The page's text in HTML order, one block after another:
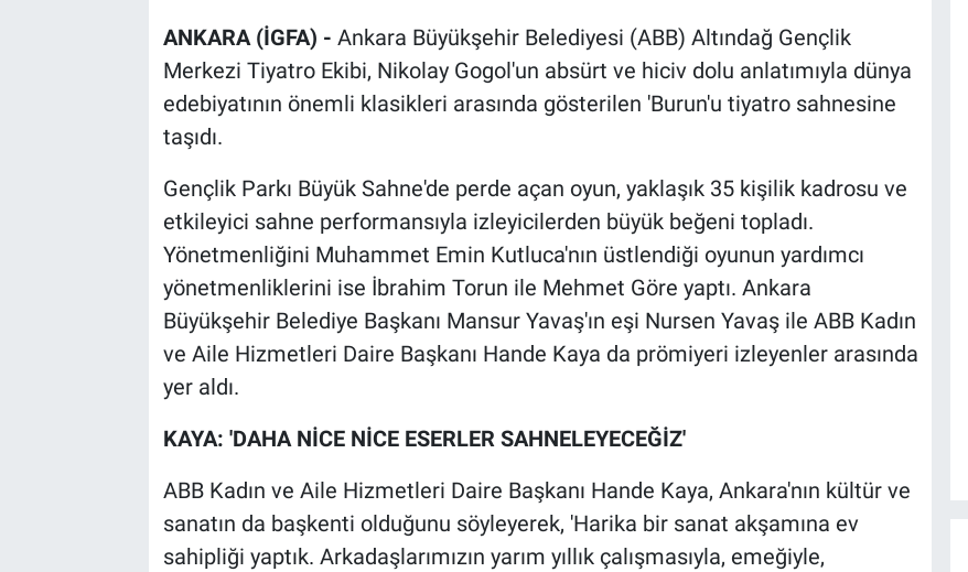
ANKARA (İGFA) - Ankara Büyükşehir Belediyesi (ABB) Altındağ Gençlik
Merkezi Tiyatro Ekibi, Nikolay Gogol'un absürt ve hiciv dolu anlatımıyla dünya
edebiyatının önemli klasikleri arasında gösterilen 'Burun'u tiyatro sahnesine
taşıdı.
Gençlik Parkı Büyük Sahne'de perde açan oyun, yaklaşık 35 kişilik kadrosu ve
etkileyici sahne performansıyla izleyicilerden büyük beğeni topladı.
Yönetmenliğini Muhammet Emin Kutluca'nın üstlendiği oyunun yardımcı
yönetmenliklerini ise İbrahim Torun ile Mehmet Göre yaptı. Ankara
Büyükşehir Belediye Başkanı Mansur Yavaş'ın eşi Nursen Yavaş ile ABB Kadın
ve Aile Hizmetleri Daire Başkanı Hande Kaya da prömiyeri izleyenler arasında
yer aldı.
KAYA: 'DAHA NİCE NİCE ESERLER SAHNELEYECEĞİZ'
ABB Kadın ve Aile Hizmetleri Daire Başkanı Hande Kaya, Ankara'nın kültür ve
sanatın da başkenti olduğunu söyleyerek, 'Harika bir sanat akşamına ev
sahipliği yaptık. Arkadaşlarımızın yarım yıllık çalışmasıyla, emeğiyle,